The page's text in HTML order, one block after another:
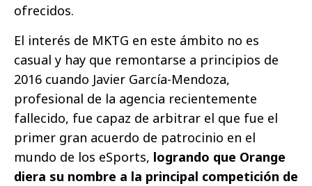
ofrecidos.
El interés de MKTG en este ámbito no es
casual y hay que remontarse a principios de
2016 cuando Javier García-Mendoza,
profesional de la agencia recientemente
fallecido, fue capaz de arbitrar el que fue el
primer gran acuerdo de patrocinio en el
mundo de los eSports, logrando que Orange
diera su nombre a la principal competición de